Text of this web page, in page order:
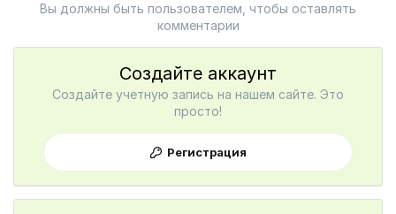
Вы должны быть пользователем, чтобы оставлять
комментарии
Создайте аккаунт
Создайте учетную запись на нашем сайте. Это
просто!
Регистрация